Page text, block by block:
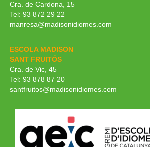
Cra. de Cardona, 15
Tel: 93 872 29 22
manresa@madisonidiomes.com
ESCOLA MADISON
SANT FRUITÓS
Cra. de Vic, 45
Tel: 93 878 87 20
santfruitos@madisonidiomes.com